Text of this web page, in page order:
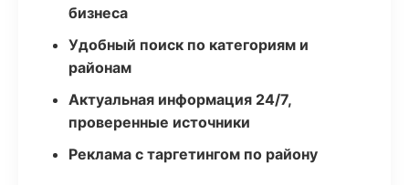
бизнеса
Удобный поиск по категориям и
районам
Актуальная информация 24/7,
проверенные источники
Реклама с таргетингом по району